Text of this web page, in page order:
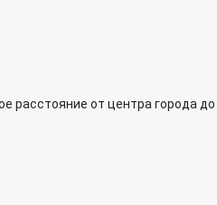
расстояние от центра города до